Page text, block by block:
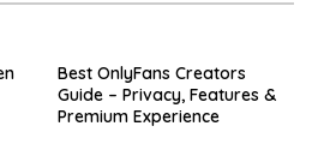
Best OnlyFans Creators
Guide – Privacy, Features &
Premium Experience